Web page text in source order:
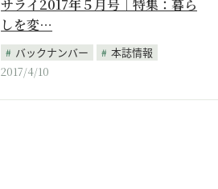
サライ2017年５月号｜特集：暮ら
しを変…
バックナンバー
本誌情報
2017/4/10